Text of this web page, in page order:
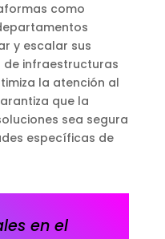
como
y escalar sus
de infraestructuras
la atención al
que la
sea segura
específicas de
en el